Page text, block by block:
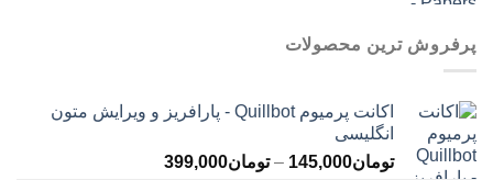
پرفروش ترین محصولات
اکانت پرمیوم Quillbot - پارافریز و ویرایش متون
انگلیسی
تومان145,000
– تومان399,000محدوده